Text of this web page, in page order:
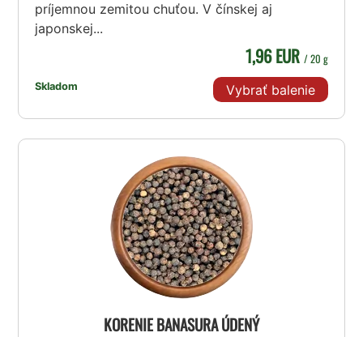
príjemnou zemitou chuťou. V čínskej aj
japonskej...
Skladom
1,96 EUR / 20 g
Vybrať balenie
KORENIE BANASURA ÚDENÝ